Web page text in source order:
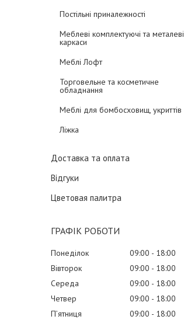
Постільні приналежності
Меблеві комплектуючі та металеві
каркаси
Меблі Лофт
Торговельне та косметичне
обладнання
Меблі для бомбосховищ, укриттів
Ліжка
Доставка та оплата
Відгуки
Цветовая палитра
ГРАФІК РОБОТИ
Понеділок 09:00
18:00
Вівторок
09:00
18:00
Середа
09:00
18:00
Четвер
09:00
18:00
Пʼятниця
09:00
18:00